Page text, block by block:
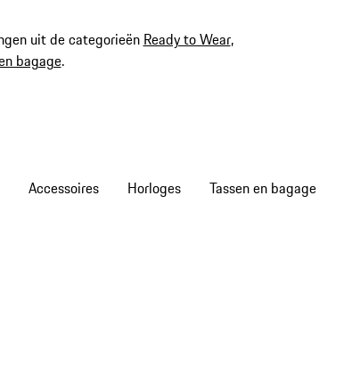
uit de categorieën Ready to Wear,
bagage.
Accessoires Horloges Tassen en bagage